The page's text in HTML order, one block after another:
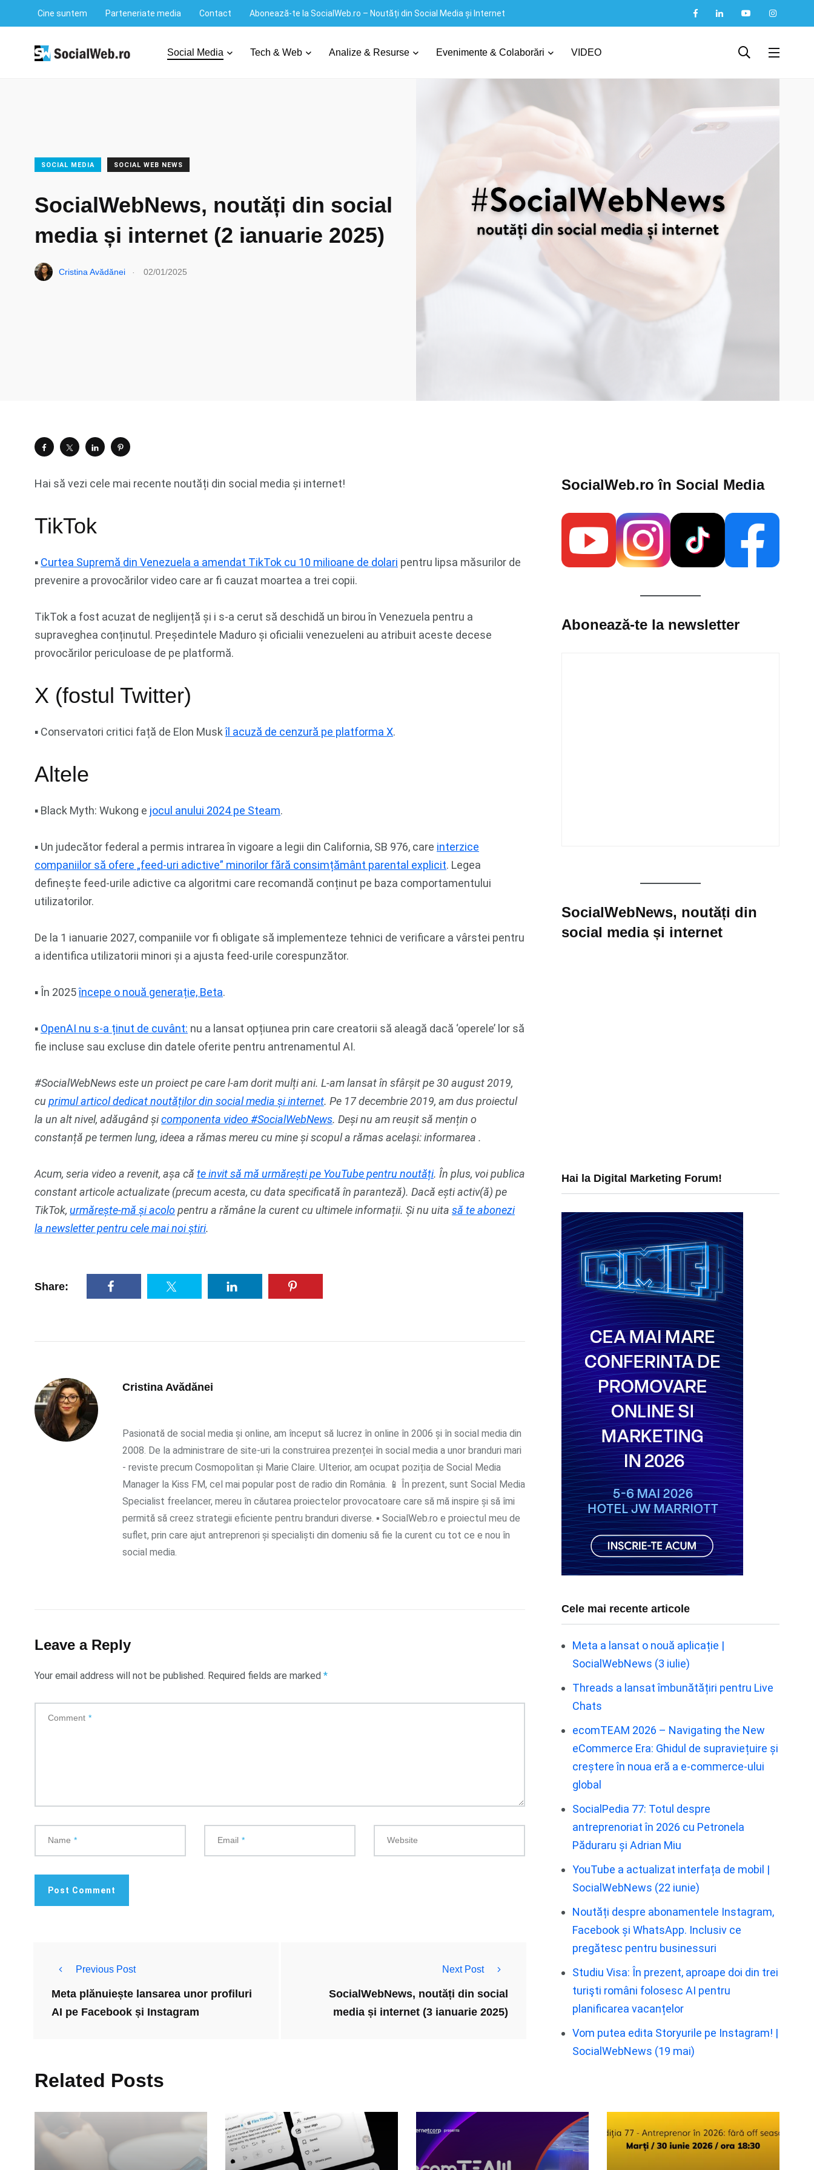
Cine suntem Parteneriate media Contact Abonează-te la SocialWeb.ro – Noutăți din Social Media și Internet
Social Media Tech & Web Analize & Resurse Evenimente & Colaborări VIDEO
SocialWeb.ro Social Media / SocialWebNews, noutăți din social media și internet (2 ianuarie 2025)
SOCIAL MEDIA SOCIAL WEB NEWS
SocialWebNews, noutăți din social
media și internet (2 ianuarie 2025)
Cristina Avădănei 02/01/2025
Hai să vezi cele mai recente noutăți din social media și internet!
TikTok
▪︎ Curtea Supremă din Venezuela a amendat TikTok cu 10 milioane de dolari pentru lipsa măsurilor de
prevenire a provocărilor video care ar fi cauzat moartea a trei copii.
TikTok a fost acuzat de neglijență și i s-a cerut să deschidă un birou în Venezuela pentru a
supraveghea conținutul. Președintele Maduro și oficialii venezueleni au atribuit aceste decese
provocărilor periculoase de pe platformă.
X (fostul Twitter)
▪︎ Conservatori critici față de Elon Muskîl acuză de cenzură pe platforma X.
Altele
▪︎ Black Myth: Wukong e jocul anului 2024 pe Steam.
▪︎ Un judecător federal a permis intrarea în vigoare a legii din California, SB 976, care interzice
companiilor să ofere „feed-uri adictive” minorilor fără consimțământ parental explicit. Legea
definește feed-urile adictive ca algoritmi care recomandă conținut pe baza comportamentului
utilizatorilor.
De la 1 ianuarie 2027, companiile vor fi obligate să implementeze tehnici de verificare a vârstei pentru
a identifica utilizatorii minori și a ajusta feed-urile corespunzător.
▪︎ În 2025începe o nouă generație, Beta.
▪︎ OpenAI nu s-a ținut de cuvânt: nu a lansat opțiunea prin care creatorii să aleagă dacă ‘operele’ lor să
fie incluse sau excluse din datele oferite pentru antrenamentul AI.
#SocialWebNews este un proiect pe care l-am dorit mulți ani. L-am lansat în sfârșit pe 30 august 2019,
cu primul articol dedicat noutăților din social media și internet. Pe 17 decembrie 2019, am dus proiectul
la un alt nivel, adăugând șicomponenta video #SocialWebNews. Deși nu am reușit să mențin o
constanță pe termen lung, ideea a rămas mereu cu mine și scopul a rămas același: informarea .
Acum, seria video a revenit, așa că te invit să mă urmărești pe YouTube pentru noutăți. În plus, voi publica
constant articole actualizate (precum acesta, cu data specificată în paranteză). Dacă ești activ(ă) pe
TikTok, urmărește-mă și acolopentru a rămâne la curent cu ultimele informații. Și nu uita să te abonezi
la newsletter pentru cele mai noi știri.
Share:
Cristina Avădănei
Pasionată de social media și online, am început să lucrez în online în 2006 și în social media din
2008. De la administrare de site-uri la construirea prezenței în social media a unor branduri mari
- reviste precum Cosmopolitan și Marie Claire. Ulterior, am ocupat poziția de Social Media
Manager la Kiss FM, cel mai popular post de radio din România. 📱 În prezent, sunt Social Media
Specialist freelancer, mereu în căutarea proiectelor provocatoare care să mă inspire și să îmi
permită să creez strategii eficiente pentru branduri diverse. ▪ SocialWeb.ro e proiectul meu de
suflet, prin care ajut antreprenori și specialiști din domeniu să fie la curent cu tot ce e nou în
social media.
Leave a Reply
Your email address will not be published. Required fields are marked *
Comment *
Name * Email * Website
Previous Post
Meta plănuiește lansarea unor profiluri
AI pe Facebook și Instagram
Next Post
SocialWebNews, noutăți din social
media și internet (3 ianuarie 2025)
SocialWeb.ro în Social Media​
Abonează-te la newsletter
SocialWebNews, noutăți din
social media și internet
Hai la Digital Marketing Forum!
Cele mai recente articole
Meta a lansat o nouă aplicație |
SocialWebNews (3 iulie)
Threads a lansat îmbunătățiri pentru Live
Chats
ecomTEAM 2026 – Navigating the New
eCommerce Era: Ghidul de supraviețuire și
creștere în noua eră a e-commerce-ului
global
SocialPedia 77: Totul despre
antreprenoriat în 2026 cu Petronela
Păduraru și Adrian Miu
YouTube a actualizat interfața de mobil |
SocialWebNews (22 iunie)
Noutăți despre abonamentele Instagram,
Facebook și WhatsApp. Inclusiv ce
pregătesc pentru businessuri
Studiu Visa: În prezent, aproape doi din trei
turişti români folosesc AI pentru
planificarea vacanțelor
Vom putea edita Storyurile pe Instagram! |
SocialWebNews (19 mai)
Related Posts